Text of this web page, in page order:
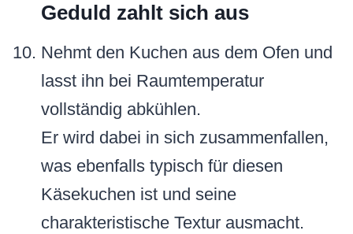
Geduld zahlt sich aus
Nehmt den Kuchen aus dem Ofen und
lasst ihn bei Raumtemperatur
vollständig abkühlen.
Er wird dabei in sich zusammenfallen,
was ebenfalls typisch für diesen
Käsekuchen ist und seine
charakteristische Textur ausmacht.